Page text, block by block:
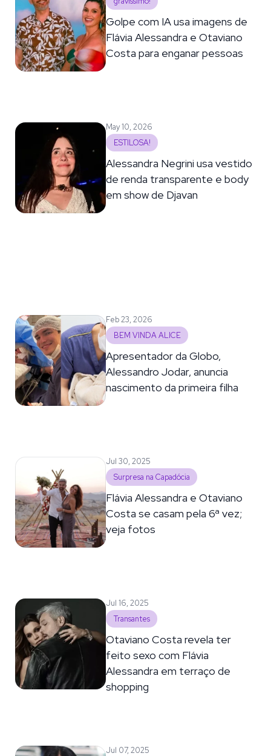
Golpe com IA usa imagens de
Flávia Alessandra e Otaviano
Costa para enganar pessoas
May 10, 2026
ESTILOSA!
Alessandra Negrini usa vestido
de renda transparente e body
em show de Djavan
Feb 23, 2026
BEM VINDA ALICE
Apresentador da Globo,
Alessandro Jodar, anuncia
nascimento da primeira filha
Jul 30, 2025
Surpresa na Capadócia
Flávia Alessandra e Otaviano
Costa se casam pela 6ª vez;
veja fotos
Jul 16, 2025
Transantes
Otaviano Costa revela ter
feito sexo com Flávia
Alessandra em terraço de
shopping
Jul 07, 2025